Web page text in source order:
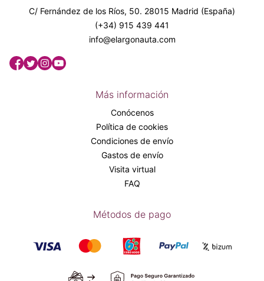
C/ Fernández de los Ríos, 50. 28015 Madrid (España)
(+34) 915 439 441
info@elargonauta.com
Más información
Conócenos
Política de cookies
Condiciones de envío
Gastos de envío
Visita virtual
FAQ
Métodos de pago